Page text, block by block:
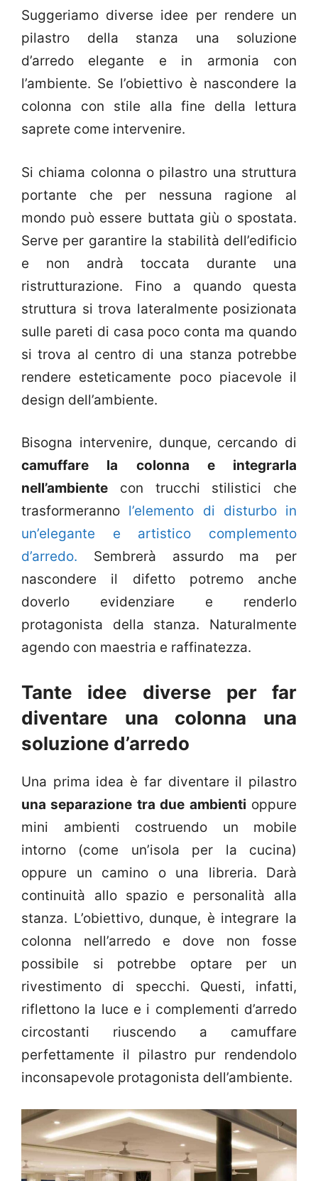
Suggeriamo diverse idee per rendere un
pilastro della stanza una soluzione
d’arredo elegante e in armonia con
l’ambiente. Se l’obiettivo è nascondere la
colonna con stile alla fine della lettura
saprete come intervenire.
Si chiama colonna o pilastro una struttura
portante che per nessuna ragione al
mondo può essere buttata giù o spostata.
Serve per garantire la stabilità dell’edificio
e non andrà toccata durante una
ristrutturazione. Fino a quando questa
struttura si trova lateralmente posizionata
sulle pareti di casa poco conta ma quando
si trova al centro di una stanza potrebbe
rendere esteticamente poco piacevole il
design dell’ambiente.
Bisogna intervenire, dunque, cercando di
camuffare la colonna e integrarla
nell’ambiente con trucchi stilistici che
trasformeranno l’elemento di disturbo in
un’elegante e artistico complemento
d’arredo. Sembrerà assurdo ma per
nascondere il difetto potremo anche
doverlo evidenziare e renderlo
protagonista della stanza. Naturalmente
agendo con maestria e raffinatezza.
Tante idee diverse per far
diventare una colonna una
soluzione d’arredo
Una prima idea è far diventare il pilastro
una separazione tra due ambienti oppure
mini ambienti costruendo un mobile
intorno (come un’isola per la cucina)
oppure un camino o una libreria. Darà
continuità allo spazio e personalità alla
stanza. L’obiettivo, dunque, è integrare la
colonna nell’arredo e dove non fosse
possibile si potrebbe optare per un
rivestimento di specchi. Questi, infatti,
riflettono la luce e i complementi d’arredo
circostanti riuscendo a camuffare
perfettamente il pilastro pur rendendolo
inconsapevole protagonista dell’ambiente.